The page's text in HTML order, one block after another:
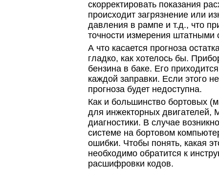
скорректировать показания
происходит загрязнение или
давления в рампе и т.д., что
точности измерения штатными
А что касается прогноза
гладко, как хотелось бы.
бензина в баке. Его
каждой заправки. Если этого
прогноза будет недоступна.
Как и большинство бортовых
для инжекторных
диагностики. В случае
системе на бортовом
ошибки. Чтобы понять, какая
необходимо обратится к
расшифровки кодов.